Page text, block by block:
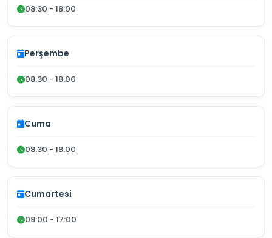
08:30 - 18:00
Perşembe
08:30 - 18:00
Cuma
08:30 - 18:00
Cumartesi
09:00 - 17:00